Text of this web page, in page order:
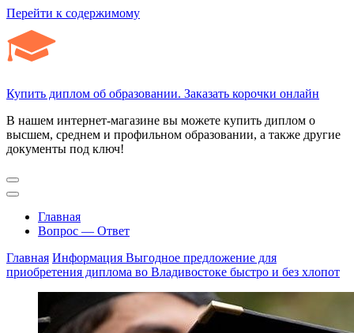
Перейти к содержимому
Купить диплом об образовании. Заказать корочки онлайн
В нашем интернет-магазине вы можете купить диплом о
высшем, среднем и профильном образовании, а также другие
документы под ключ!
Главная
Вопрос — Ответ
Главная Информация Выгодное предложение для
приобретения диплома во Владивостоке быстро и без хлопот